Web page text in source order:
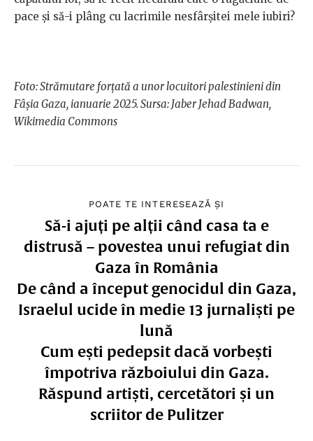
pace și să-i plâng cu lacrimile nesfârșitei mele iubiri?
Foto: Strămutare forțată a unor locuitori palestinieni din
Fâșia Gaza, ianuarie 2025. Sursa: Jaber Jehad Badwan,
Wikimedia Commons
POATE TE INTERESEAZĂ ȘI
Să-i ajuți pe alții când casa ta e
distrusă – povestea unui refugiat din
Gaza în România
De când a început genocidul din Gaza,
Israelul ucide în medie 13 jurnaliști pe
lună
Cum ești pedepsit dacă vorbești
împotriva războiului din Gaza.
Răspund artiști, cercetători și un
scriitor de Pulitzer